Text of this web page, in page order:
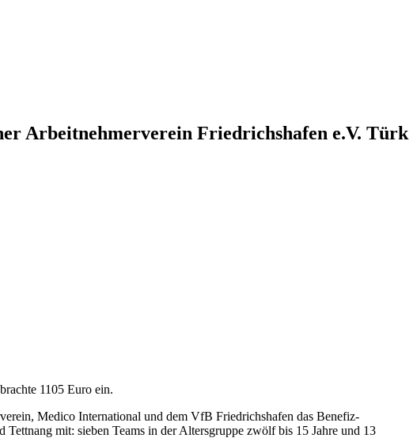
Arbeitnehmerverein Friedrichshafen e.V. Türk
1105 Euro ein.
Medico International und dem VfB Friedrichshafen das Benefiz-
mit: sieben Teams in der Altersgruppe zwölf bis 15 Jahre und 13